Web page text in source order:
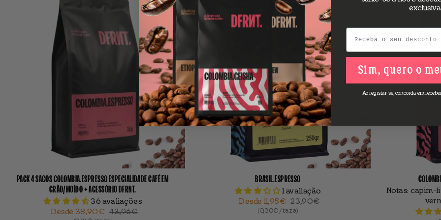
PACK 4 SACOS COLOMBIA.ESPRESSO ESPECIALIDADE CAFÉ EM
GRÃO/MOÍDO + ACESSÓRIO DFRNT.
36 avaliações
Desde 38,90€ 43,96€
BRASIL.ESPRESSO
1 avaliação
Desde 11,95€ 23,90€
(0,30€ / taza)
Notas: capim-
Email
Sim, quero o
Ao registar-se, concorda em